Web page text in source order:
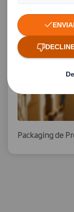
Packaging de